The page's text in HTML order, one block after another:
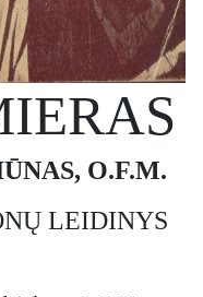
O.F.M.
LEIDINYS